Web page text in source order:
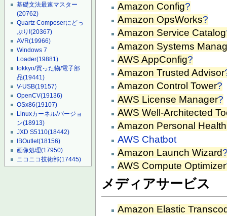
基礎文法最速マスター
(20762)
Quartz Composerにどっ
ぷり!(20367)
AVR(19966)
Windows 7
Loader(19881)
tokkyo/買った物/電子部
品(19441)
V-USB(19157)
OpenCV(19136)
OSx86(19107)
Linuxカーネル/バージョ
ン(18913)
JXD S5110(18442)
IBOutlet(18156)
画像処理(17950)
ニコニコ技術部(17445)
Amazon Config?
Amazon OpsWorks?
Amazon Service Catalog
Amazon Systems
AWS AppConfig?
Amazon Trusted Advisor
Amazon Control Tower?
AWS License Manager?
AWS Well-Architected
Amazon Personal
AWS Chatbot
Amazon Launch Wizard
AWS Compute Optimizer
メディアサービス
Amazon Elastic